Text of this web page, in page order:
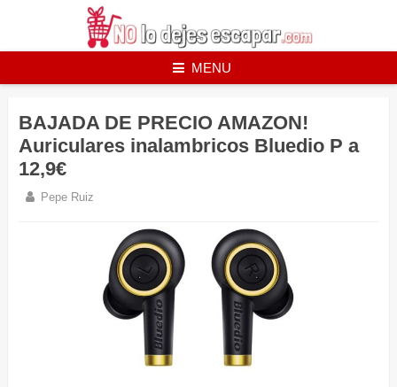
MENU
BAJADA DE PRECIO AMAZON!
Auriculares inalambricos Bluedio P a
12,9€
Pepe Ruiz